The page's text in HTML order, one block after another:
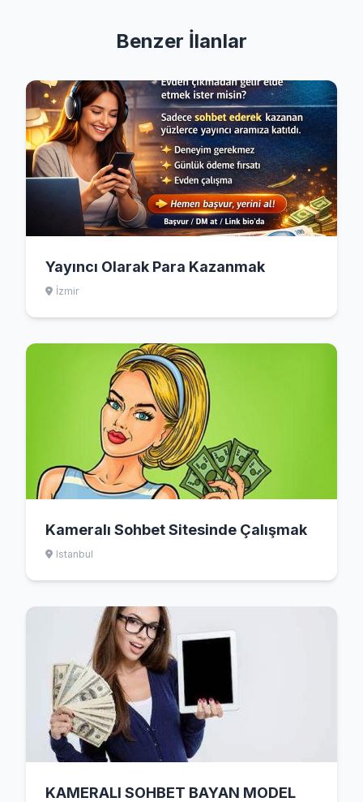
Benzer İlanlar
Yayıncı Olarak Para Kazanmak
İzmir
Kameralı Sohbet Sitesinde Çalışmak
Istanbul
KAMERALI SOHBET BAYAN MODEL